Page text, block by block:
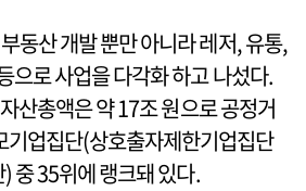
동산 개발 뿐만 아니라 레저, 유통,
으로 사업을 다각화 하고 나섰다.
산총액은 약 17조 원으로 공정거
기업집단(상호출자제한기업집단
중 35위에 랭크돼 있다.